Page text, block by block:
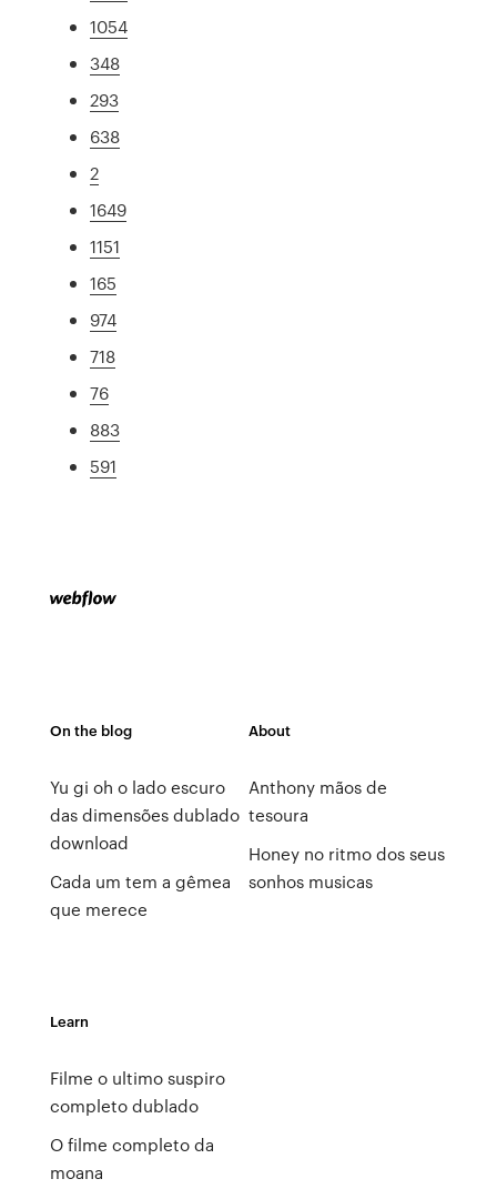
1054
348
293
638
2
1649
1151
165
974
718
76
883
591
On the blog
Yu gi oh o lado escuro
das dimensões dublado
download
Cada um tem a gêmea
que merece
About
Anthony mãos de
tesoura
Honey no ritmo dos seus
sonhos musicas
Learn
Filme o ultimo suspiro
completo dublado
O filme completo da
moana